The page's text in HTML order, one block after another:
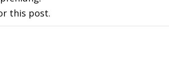
this post.